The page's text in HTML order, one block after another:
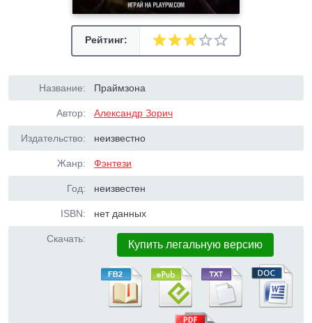
Рейтинг:
Название: Праймзона
Автор: Александр Зорич
Издательство: неизвестно
Жанр: Фэнтези
Год: неизвестен
ISBN: нет данных
Скачать: Купить легальную версию